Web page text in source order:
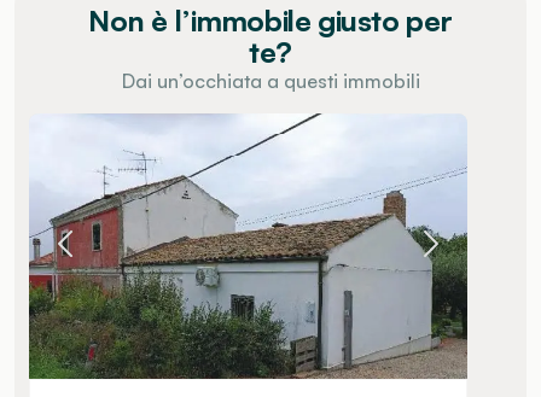
Non è l’immobile giusto per
te?
Dai un’occhiata a questi immobili